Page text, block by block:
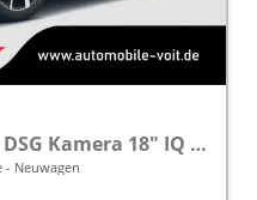
"R-LINE LIMITED" 1.5 TSI DSG Kamera 18" IQ Light Matrix-LED
Neuwagen